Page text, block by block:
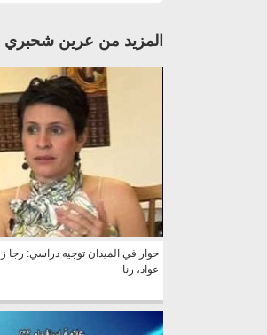
المزيد من عرين شحبري
حوار في الميدان توجيه دراسي: رجا
عواد، رنا